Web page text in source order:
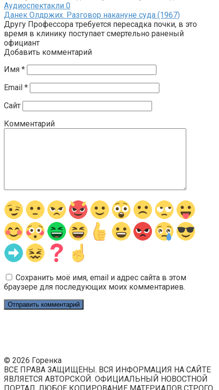
Аудиоспектакли 0
Данек Олдржих. Разговор накануне суда (1967)
Другу Профессора требуется пересадка почки, в это
время в клинику поступает смертельно раненый
официант
Добавить комментарий
Имя *
Email *
Сайт
Комментарий
Сохранить моё имя, email и адрес сайта в этом
браузере для последующих моих комментариев.
© 2026 Горенка
ВСЕ ПРАВА ЗАЩИЩЕНЫ. ВСЯ ИНФОРМАЦИЯ НА САЙТЕ
ЯВЛЯЕТСЯ АВТОРСКОЙ. ОФИЦИАЛЬНЫЙ НОВОСТНОЙ